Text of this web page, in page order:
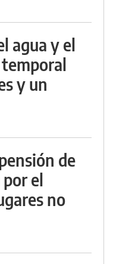
agua y el
y un
de
el
no